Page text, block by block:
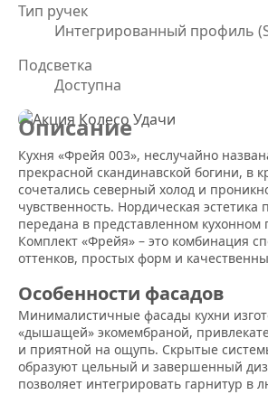
Тип ручек
Интегрированный профиль
Подсветка
Доступна
Описание
Кухня «Фрейя 003», неслучайно
прекрасной скандинавской богини, в
сочетались северный холод и
чувственность. Нордическая эстетика
передана в представленном кухонном
Комплект «Фрейя» – это комбинация
оттенков, простых форм и
Особенности фасадов
Минималистичные фасады кухни
«дышащей» экомембраной,
и приятной на ощупь. Скрытые
образуют цельный и завершенный
позволяет интегрировать гарнитур в